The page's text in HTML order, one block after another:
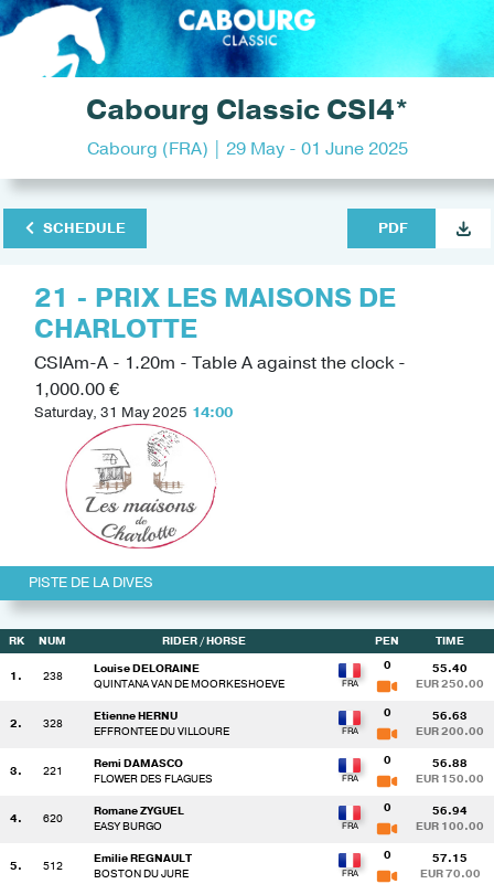
Cabourg Classic CSI4*
Cabourg (FRA) | 29 May - 01 June 2025
SCHEDULE PDF
21 - PRIX LES MAISONS DE
CHARLOTTE
CSIAm-A - 1.20m - Table A against the clock -
1,000.00 €
Saturday, 31 May 2025 14:00
PISTE DE LA DIVES
RK NUM RIDER/ HORSE PEN TIME
1. 238
Louise DELORAINE
QUINTANA VAN DE MOORKESHOEVE
0 55.40
EUR 250.00
2. 328
Etienne HERNU
EFFRONTEE DU VILLOURE
0 56.63
EUR 200.00
3. 221
Remi DAMASCO
FLOWER DES FLAGUES
0 56.88
EUR 150.00
4. 620
Romane ZYGUEL
EASY BURGO
0 56.94
EUR 100.00
5. 512
Emilie REGNAULT
BOSTON DU JURE
0 57.15
EUR 70.00